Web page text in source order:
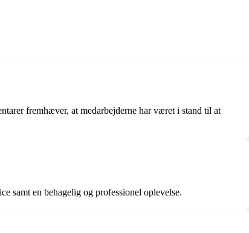
fremhæver, at medarbejderne har været i stand til at
samt en behagelig og professionel oplevelse.